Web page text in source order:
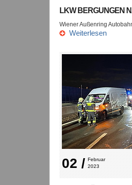
LKW BERGUNGEN
Wiener Außenring
Weiterlesen
02 / Februar
2023